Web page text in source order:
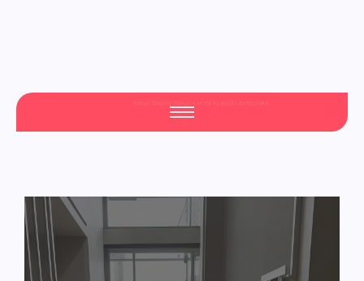
Your Daily Source of Fresh Articles